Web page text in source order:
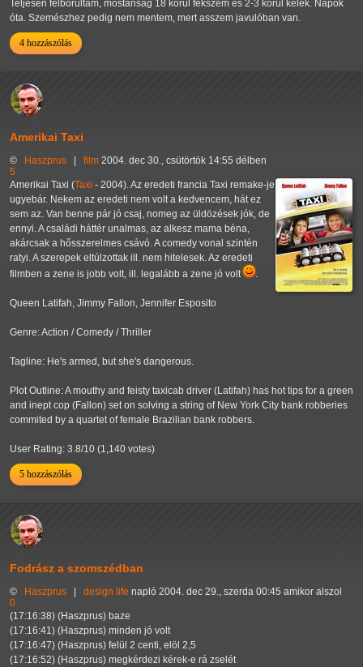
Teljesen felborultam, mostanság 18 körül fekszem és 2-3 körül kelek. Napok
óta. Szemészhez pedig nem mentem, mert asszem javulóban van.
4 hozzászólás
Amerikai Taxi
© Haszprus film 2004. dec 30., csütörtök 14:55 délben
5
Amerikai Taxi (Taxi - 2004). Az eredeti francia Taxi remake-je
ugyebár. Nekem az eredeti nem volt a kedvencem, hát ez
sem az. Van benne pár jó csaj, nomeg az üldözések jók, de
ennyi. A családi háttér unalmas, az alkesz mama béna,
akárcsak a hősszerelmes csávó. A comedy vonal szintén
ratyi. A szerepek eltúlzottak ill. nem hitelesek. Az eredeti
filmben a zene is jobb volt, ill. legalább a zene jó volt
.
Queen Latifah, Jimmy Fallon, Jennifer Esposito
Genre: Action / Comedy / Thriller
Tagline: He's armed, but she's dangerous.
Plot Outline: A mouthy and feisty taxicab driver (Latifah) has hot tips for a green
and inept cop (Fallon) set on solving a string of New York City bank robberies
commited by a quartet of female Brazilian bank robbers.
User Rating: 3.8/10 (1,140 votes)
5 hozzászólás
Fodrász a szomszédban
© Haszprus design life napló 2004. dec 29., szerda 00:45 amikor alszol
0
(17:16:38) (Haszprus) baze
(17:16:41) (Haszprus) minden jó volt
(17:16:47) (Haszprus) felül 2 centi, elöl 2,5
(17:16:52) (Haszprus) megkérdezi kérek-e rá zselét